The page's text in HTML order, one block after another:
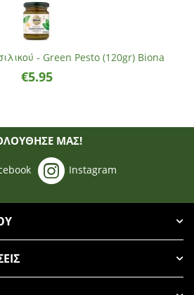
- Green Pesto (120gr) Biona
€5.95
ΜΑΣ!
Instagram